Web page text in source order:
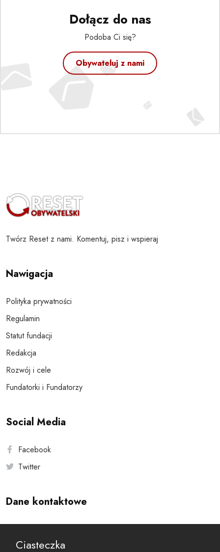
Dołącz do nas
Podoba Ci się?
Obywateluj z nami
Twórz Reset z nami. Komentuj, pisz i wspieraj
Nawigacja
Polityka prywatności
Regulamin
Statut fundacji
Redakcja
Rozwój i cele
Fundatorki i Fundatorzy
Social Media
Facebook
Twitter
Dane kontaktowe
reset@resetobywatelski.pl
Ciasteczka